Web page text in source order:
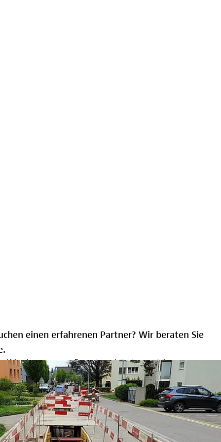
planen ganze Energieverbünde, erschliessen
komplexen Projekten im Untergrund und sorgen für
und begleiten unsere Kunden auch im
einen erfahrenen Partner? Wir beraten Sie